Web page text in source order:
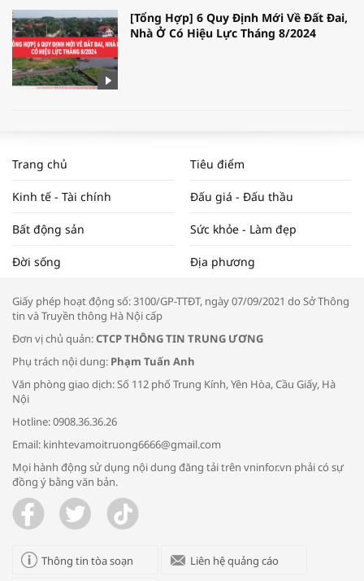
[Tổng Hợp] 6 Quy Định Mới Về Đất Đai,
Nhà Ở Có Hiệu Lực Tháng 8/2024
NAM NĂM 2024 VÀ NĂM 2025 | NHỊP
ĐẬP THỊ TRƯỜNG #62
Tọa đàm “Xúc tiến thương mại: Khơi
Bác sĩ tư vấn cách phòng tránh bệnh
đường hô hấp trong thời tiết giao mùa
Trao yêu thương cho em
Trang chủ Tiêu điểm
Kinh tế - Tài chính Đấu giá - Đấu thầu
Bất động sản Sức khỏe - Làm đẹp
Đời sống Địa phương
Giấy phép hoạt động số: 3100/GP-TTĐT, ngày 07/09/2021 do Sở Thông
tin và Truyền thông Hà Nội cấp
Đơn vị chủ quản:CTCP THÔNG TIN TRUNG ƯƠNG
Phụ trách nội dung: Phạm Tuấn Anh
Văn phòng giao dịch: Số 112 phố Trung Kính, Yên Hòa, Cầu Giấy, Hà
Nội
Hotline: 0908.36.36.26
Email: kinhtevamoitruong6666@gmail.com
Mọi hành động sử dụng nội dung đăng tải trên vninfor.vn phải có sự
đồng ý bằng văn bản.
Thông tin tòa soạn Liên hệ quảng cáo